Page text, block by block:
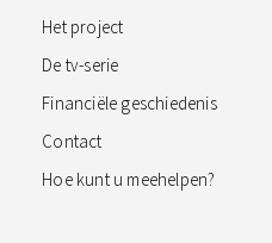
Het project
De tv-serie
Financiële geschiedenis
Contact
Hoe kunt u meehelpen?